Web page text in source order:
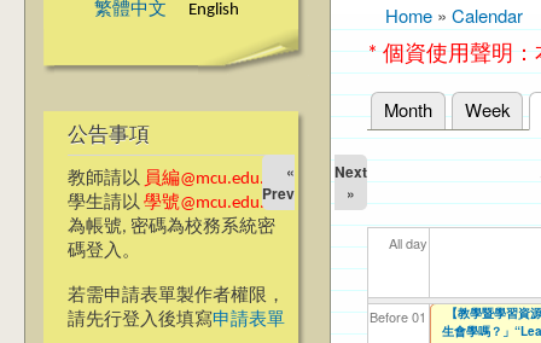
繁體中文 English
公告事項
教師請以 員編@mcu.edu.tw
學生請以 學號@mcu.edu.tw
為帳號, 密碼為校務系統密
碼登入。
若需申請表單製作者權限，
請先行登入後填寫申請表單
You are here
Home » Calendar
* 個資使用聲明
Primary tabs
Month Week
«
Prev
Next
»
All day
Before 01
【資網處】
整合系統～表單
【財務處】工讀
11/12/2021to
【財務處】漏打
錄
114
04/
114
02/
114
03/
【學
07/
Ja(>_<)pan 應
10/28/2025 to
【教學暨學習
會學嗎？」
【教學暨學習
生會學嗎？」